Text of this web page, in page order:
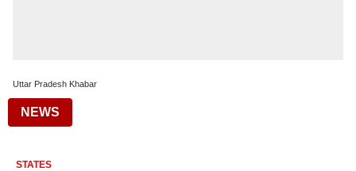
Uttar Pradesh Khabar
NEWS
STATES